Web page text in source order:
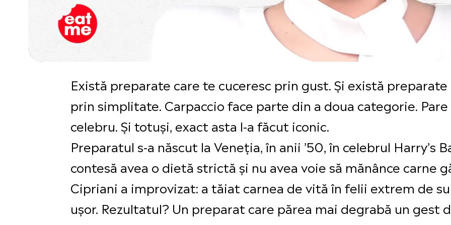
Există preparate care te cuceresc prin gust. Și există
prin simplitate. Carpaccio face parte din a doua categorie.
celebru. Și totuși, exact asta l-a făcut iconic.
Preparatul s-a născut la Veneția, în anii ’50, în celebrul Harry’s
contesă avea o dietă strictă și nu avea voie să mănânce carne
Cipriani a improvizat: a tăiat carnea de vită în felii extrem de
ușor. Rezultatul? Un preparat care părea mai degrabă un gest